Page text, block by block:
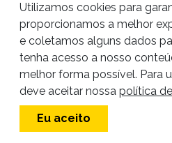
Em janeiro deste ano, a
comentar, com entusiasmo,
abrir mão do uso de
sociais. “Liberdade de
da nossa democracia. Que
Utilizamos cookies para
proporcionamos a melhor
e coletamos alguns dados
tenha acesso a nosso
melhor forma possível. Para
deve aceitar nossa política
Eu aceito